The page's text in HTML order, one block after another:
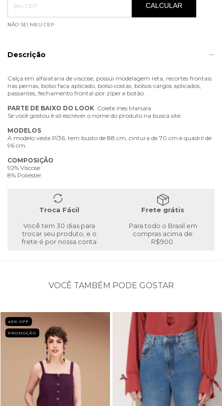
CALCULAR
NÃO SEI MEU CEP
Descrição
Calça em alfaiataria de viscose, possui modelagem reta, recortes frontais
nas pernas, bolso faca aplicado, bolso costas, bolsos cargos aplicados,
passantes, fechamento frontal por zíper e botão.
PARTE DE BAIXO DO LOOK: Colete Ines Marsala.
Se você gostou é só escrever o nome do produto na busca site.
MODELOS
A modelo veste P/36, tem busto de 88 cm, cintura de 70 cm e quadril de
96 cm.
COMPOSIÇÃO
92% Viscose
8% Poliéster
Troca Fácil
Você tem 30 dias para
trocar seu produto, e o
frete é por nossa conta
Frete grátis
Para todo o Brasil em
compras acima de
R$900.
VOCÊ TAMBÉM PODE GOSTAR
40% OFF
PROMOÇÃO